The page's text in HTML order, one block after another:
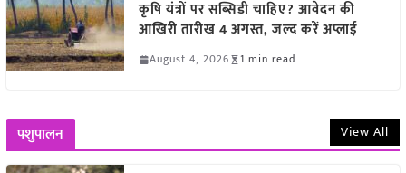
कृषि यंत्रों पर सब्सिडी चाहिए? आवेदन की
आखिरी तारीख 4 अगस्त, जल्द करें अप्लाई
August 4, 2026 1 min read
पशुपालन View All